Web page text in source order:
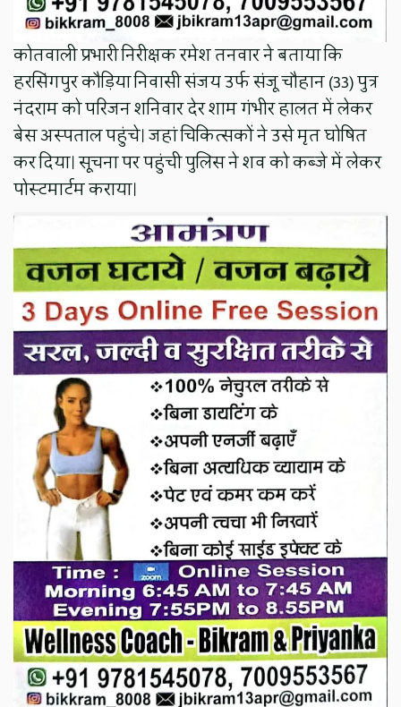
कोतवाली प्रभारी निरीक्षक रमेश तनवार ने बताया कि
हरसिंगपुर कौड़िया निवासी संजय उर्फ संजू चौहान (33) पुत्र
नंदराम को परिजन शनिवार देर शाम गंभीर हालत में लेकर
बेस अस्पताल पहुंचे। जहां चिकित्सकों ने उसे मृत घोषित
कर दिया। सूचना पर पहुंची पुलिस ने शव को कब्जे में लेकर
पोस्टमार्टम कराया।